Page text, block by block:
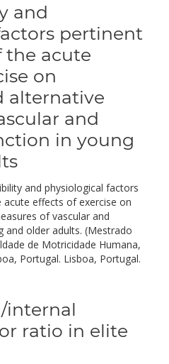
and
pertinent
the acute
on
alternative
and
in young
and physiological factors
effects of exercise on
of vascular and
older adults. (Mestrado
de Motricidade Humana,
Portugal. Lisboa, Portugal.
internal
ratio in elite